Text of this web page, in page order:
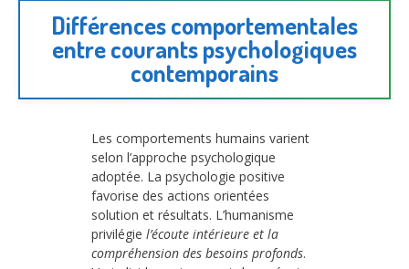
Différences comportementales
entre courants psychologiques
contemporains
Les comportements humains varient
selon l’approche psychologique
adoptée. La psychologie positive
favorise des actions orientées
solution et résultats. L’humanisme
privilégie l’écoute intérieure et la
compréhension des besoins profonds.